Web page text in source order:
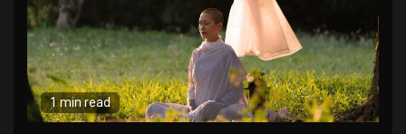
1 min read